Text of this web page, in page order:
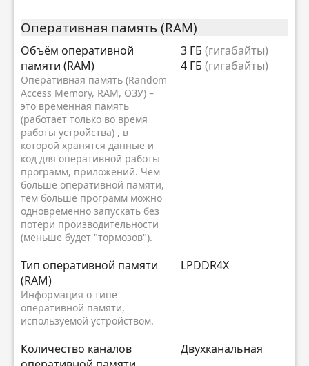
Оперативная память (RAM)
Объём оперативной
памяти (RAM)
Оперативная память (Random
Access Memory, RAM, ОЗУ) –
это временная память
(работает только во время
работы устройства) , в
которой хранятся данные и
код для оперативной работы
программ, приложений. Чем
больше оперативной памяти,
тем больше программ можно
одновременно запускать без
потери производительности
(меньше будет "тормозов").
3 ГБ (гигабайты)
4 ГБ (гигабайты)
Тип оперативной памяти
(RAM)
Информация о типе
оперативной памяти,
используемой устройством.
LPDDR4X
Количество каналов
Двухканальная